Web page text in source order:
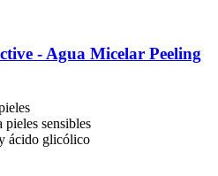
-​ Agua Micelar Peeling
pieles sensibles
ácido glicólico